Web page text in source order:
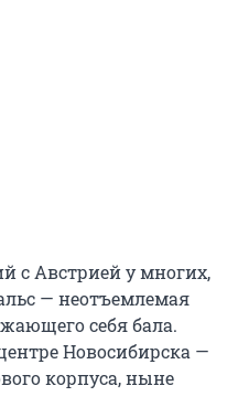
с Австрией у многих,
— неотъемлемая
себя бала.
Новосибирска —
корпуса, ныне